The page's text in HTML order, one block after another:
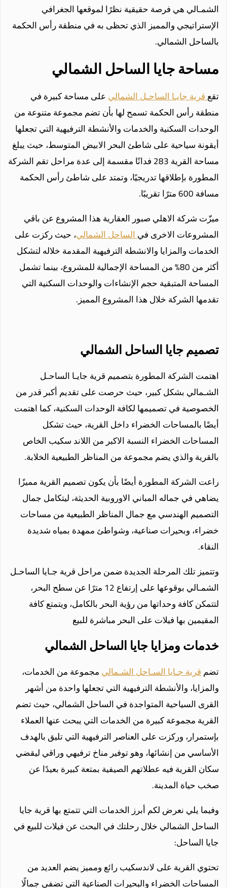
الشمـالي هي فرصة حقيقية نظرًا لموقعها الجغرافي
الإستراتيجي والمميز الذي تحظى به في منطقة رأس الحكمة
بالساحل الشمالي.
مساحة جايا الساحل الشمالي
تقعقرية جايـا الساحـل الشماليعلى مساحة كبيرة في
منطقة رأس الحكمة تسمح لها بأن تضم مجموعة متنوعة من
الوحدات السكنية والخدمات والأنشطة الترفيهية التي تجعلها
أيقونة سياحية على شاطئ البحر الابيض المتوسط، حيث يبلغ
مساحة القرية 283 فدانًا مقسمة إلى عدة مراحل تقم الشركة
المطورة بإطلاقها تدريجيًا، وتمتد على شاطئ رأس الحكمة
مسافة 600 مترًا تقريبًا.
ميزّت شركة الاهلي صبور العقارية هذا المشروع عن باقي
المشروعات الاخرى فيالساحل الشمالي، حيث ركزت على
الخدمات والمزايا والانشطة الترفيهية المقدمة خلاله لتشكل
أكثر من 80% من المساحة الإجمالية للمشروع، بينما تشمل
المساحة المتبقية حجم الإنشاءات والوحدات السكنية التي
تقدمها الشركة خلال هذا المشروع المميز.
تصميم جايا الساحل الشمالي
اهتمت الشركة المطورة بتصميم قرية جايـا الساحـل
الشـمالي بشكل كبير، حيث حرصت على تقديم أكبر قدر من
الخصوصية في تصميمها لكافة الوحدات السكنية، كما اهتمت
أيضًا بالمساحات الخضراء داخل القرية، حيث تشكل
المساحات الخضراء النسبة الاكبر من اللاند سكيب الخاص
بالقرية والذي يضم مجموعة من المناظر الطبيعية الخلابة.
راعت الشركة المطورة أيضًا بأن يكون تصميم القرية مميزًا
يضاهي في جماله المباني الاوروبية الحديثة، ليتكامل جمال
التصميم الهندسي مع جمال المناظر الطبيعية من مساحات
خضراء، وبحيرات صناعية، وشواطئ ممهدة بمياه شديدة
النقاء.
وتتميز تلك المرحلة الجديدة ضمن مراحل قرية جـايا الساحـل
الشمـالي بوقوعها على إرتفاع 12 مترًا عن سطح البحر،
لتتمكن كافة وحداتها من رؤية البحر بالكامل، ويتمتع كافة
المقيمين بها فيلات على البحر مباشرة للبيع
خدمات ومزايا جايا الساحل الشمالي
تضمقرية جـايا السـاحل الشـماليمجموعة من الخدمات،
والمزايا، والأنشطة الترفيهية التي تجعلها واحدة من أشهر
القرى السياحية المتواجدة في الساحل الشمالي، حيث تضم
القرية مجموعة كبيرة من الخدمات التي يبحث عنها العملاء
بإستمرار، وركزت على العناصر الترفيهية التي تليق بالهدف
الأساسي من إنشائها، وهو توفير مناخ ترفيهي وراقي ليقضي
سكان القرية فيه عطلاتهم الصيفية بمتعة كبيرة بعيدًا عن
صخب حياة المدينة.
وفيما يلي نعرض لكم أبرز الخدمات التي تتمتع بها قرية جايا
الساحل الشمالي خلال رحلتك في البحث عن فيلات للبيع في
جايا الساحل:
تحتوي القرية على لاندسكيب رائع ومميز يضم العديد من
المساحات الخضراء والبحيرات الصناعية التي تضفي جمالًا